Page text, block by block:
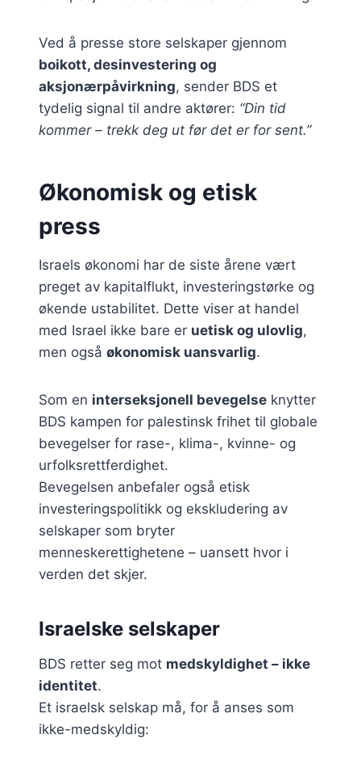
Ved å presse store selskaper gjennom
boikott, desinvestering og
aksjonærpåvirkning, sender BDS et
tydelig signal til andre aktører: “Din tid
kommer – trekk deg ut før det er for sent.”
Økonomisk og etisk
press
Israels økonomi har de siste årene vært
preget av kapitalflukt, investeringstørke og
økende ustabilitet. Dette viser at handel
med Israel ikke bare er uetisk og ulovlig,
men også økonomisk uansvarlig.
Som en interseksjonell bevegelse knytter
BDS kampen for palestinsk frihet til globale
bevegelser for rase-, klima-, kvinne- og
urfolksrettferdighet.
Bevegelsen anbefaler også etisk
investeringspolitikk og ekskludering av
selskaper som bryter
menneskerettighetene – uansett hvor i
verden det skjer.
Israelske selskaper
BDS retter seg mot medskyldighet – ikke
identitet.
Et israelsk selskap må, for å anses som
ikke-medskyldig: